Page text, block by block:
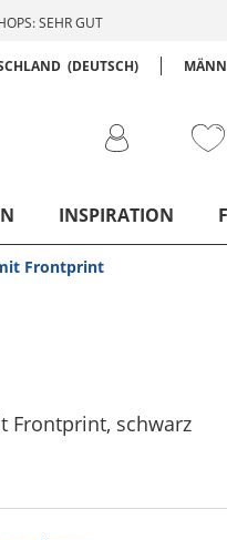
SEHR GUT
(DEUTSCH)
INSPIRATION
Frontprint
Frontprint, schwarz